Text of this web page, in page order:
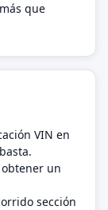
que
VIN en
obtener un
sección